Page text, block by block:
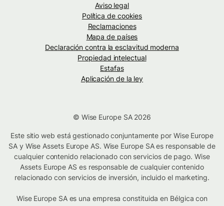
Aviso legal
Política de cookies
Reclamaciones
Mapa de países
Declaración contra la esclavitud moderna
Propiedad intelectual
Estafas
Aplicación de la ley
© Wise Europe SA 2026
Este sitio web está gestionado conjuntamente por Wise Europe
SA y Wise Assets Europe AS. Wise Europe SA es responsable de
cualquier contenido relacionado con servicios de pago. Wise
Assets Europe AS es responsable de cualquier contenido
relacionado con servicios de inversión, incluido el marketing.
Wise Europe SA es una empresa constituida en Bélgica con